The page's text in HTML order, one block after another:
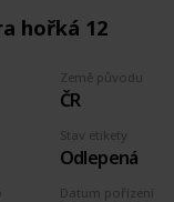
hořká 12
Země původu
ČR
Stav etikety
Odlepená
Datum pořízení